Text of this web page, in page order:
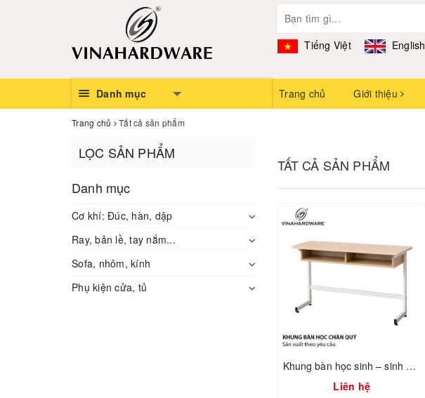
Tiếng Việt English
Danh mục Trang chủ Giới thiệu
Trang chủ Tất cả sản phẩm
LỌC SẢN PHẨM
Danh mục
Cơ khí: Đúc, hàn, dập
Ray, bản lề, tay nắm...
Sofa, nhôm, kính
Phụ kiện cửa, tủ
TẤT CẢ SẢN PHẨM
Khung bàn học sinh – sinh viên 750mm tháo ráp nhanh Vinahardware 2300.1.34805
Liên hệ